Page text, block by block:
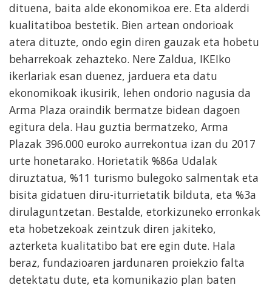
dituena, baita alde ekonomikoa ere. Eta alderdi
kualitatiboa bestetik. Bien artean ondorioak
atera dituzte, ondo egin diren gauzak eta hobetu
beharrekoak zehazteko. Nere Zaldua, IKEIko
ikerlariak esan duenez, jarduera eta datu
ekonomikoak ikusirik, lehen ondorio nagusia da
Arma Plaza oraindik bermatze bidean dagoen
egitura dela. Hau guztia bermatzeko, Arma
Plazak 396.000 euroko aurrekontua izan du 2017
urte honetarako. Horietatik %86a Udalak
diruztatua, %11 turismo bulegoko salmentak eta
bisita gidatuen diru-iturrietatik bilduta, eta %3a
dirulaguntzetan. Bestalde, etorkizuneko erronkak
eta hobetzekoak zeintzuk diren jakiteko,
azterketa kualitatibo bat ere egin dute. Hala
beraz, fundazioaren jardunaren proiekzio falta
detektatu dute, eta komunikazio plan baten